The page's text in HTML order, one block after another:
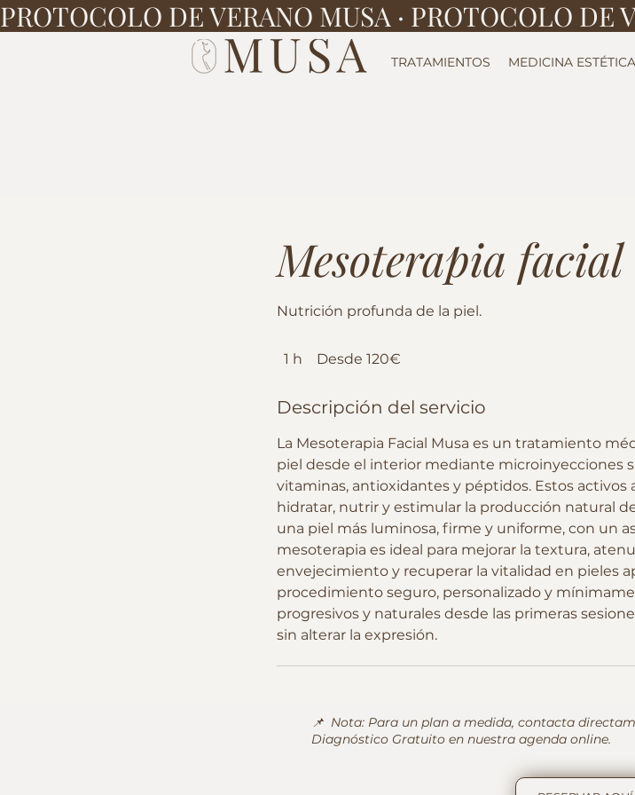
PROTOCOLO DE VERANO MUSA ·
TRATAMIENTOS MEDICINA ESTÉTICA
Mesoterapia
Nutrición profunda de la piel.
1 h
120€
Desde 120€
Descripción del servicio
La Mesoterapia Facial Musa es un tratamiento
piel desde el interior mediante microinyecciones
vitaminas, antioxidantes y péptidos. Estos
hidratar, nutrir y estimular la producción natural
una piel más luminosa, firme y uniforme, con un
mesoterapia es ideal para mejorar la textura,
envejecimiento y recuperar la vitalidad en pieles
procedimiento seguro, personalizado y
progresivos y naturales desde las primeras
sin alterar la expresión.
📌 Nota: Para un plan a medida, contacta
Diagnóstico Gratuito en nuestra agenda online.